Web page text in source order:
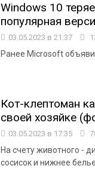
Windows 10
популярная
03.05.2023 в 21:37
Ранее Microsoft
Кот-клептоман
своей хозяйке
03.05.2023 в 17:35
На счету животного -
сосисок и нижнее